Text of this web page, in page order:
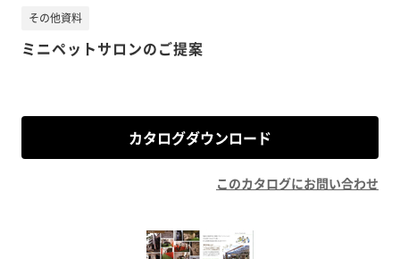
ミニペットサロンのご提案
その他資料
カタログダウンロード
このカタログにお問い合わせ